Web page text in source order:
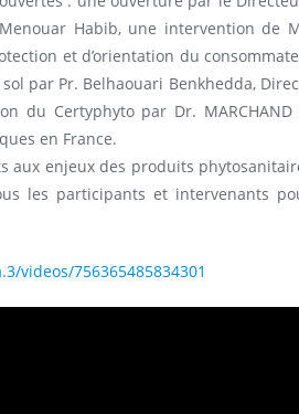
Habib, une intervention
et d’orientation du
par Pr. Belhaouari Benkhedda,
du Certyphyto par Dr.
en France.
enjeux des produits
les participants et intervenants
videos/756365485834301